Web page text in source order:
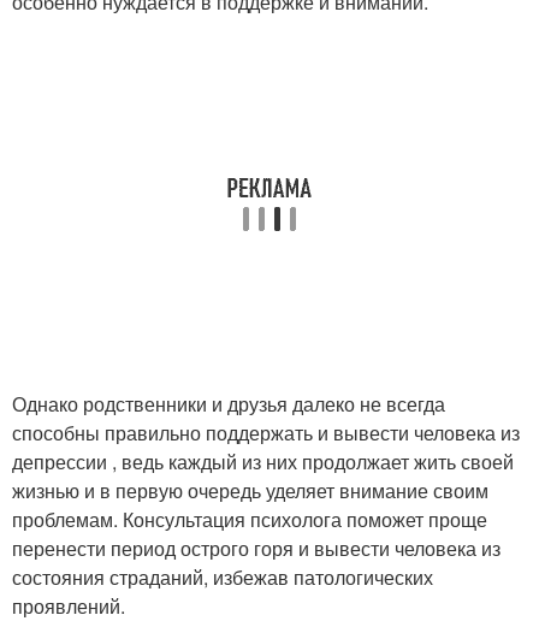
Однако родственники и друзья далеко не всегда
способны правильно поддержать и вывести человека из
депрессии , ведь каждый из них продолжает жить своей
жизнью и в первую очередь уделяет внимание своим
проблемам. Консультация психолога поможет проще
перенести период острого горя и вывести человека из
состояния страданий, избежав патологических
проявлений.